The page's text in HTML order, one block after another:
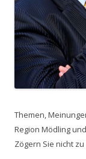
Themen,
Region Mödling
Zögern Sie nicht